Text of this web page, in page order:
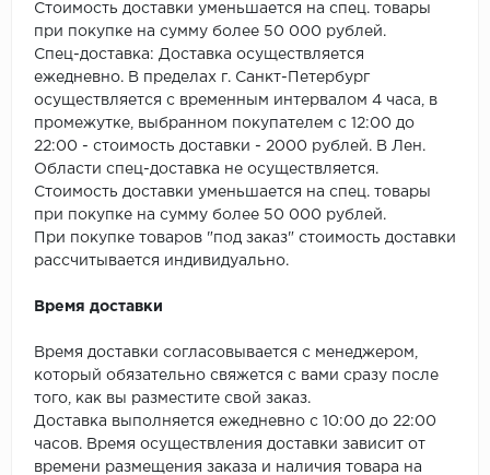
SPC Stronghold
TANTO
Tarkett
Wonderful Vinyl
Стоимость доставки уменьшается на спец. товары
при покупке на сумму более 50 000 рублей.
Спец-доставка: Доставка осуществляется
ежедневно. В пределах г. Санкт-Петербург
осуществляется с временным интервалом 4 часа, в
промежутке, выбранном покупателем с 12:00 до
22:00 - стоимость доставки - 2000 рублей. В Лен.
Области спец-доставка не осуществляется.
Стоимость доставки уменьшается на спец. товары
при покупке на сумму более 50 000 рублей.
При покупке товаров "под заказ" стоимость доставки
рассчитывается индивидуально.
Время доставки
Время доставки согласовывается с менеджером,
который обязательно свяжется с вами сразу после
того, как вы разместите свой заказ.
Доставка выполняется ежедневно с 10:00 до 22:00
часов. Время осуществления доставки зависит от
времени размещения заказа и наличия товара на